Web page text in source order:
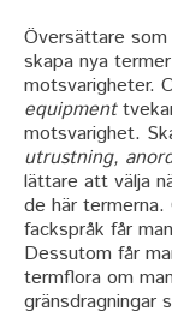
Översättare
skapa nya
motsvarigheter.
equipment
motsvarighet.
utrustning,
lättare att välja
de här termerna.
fackspråk får
Dessutom får
termflora om
gränsdragningar